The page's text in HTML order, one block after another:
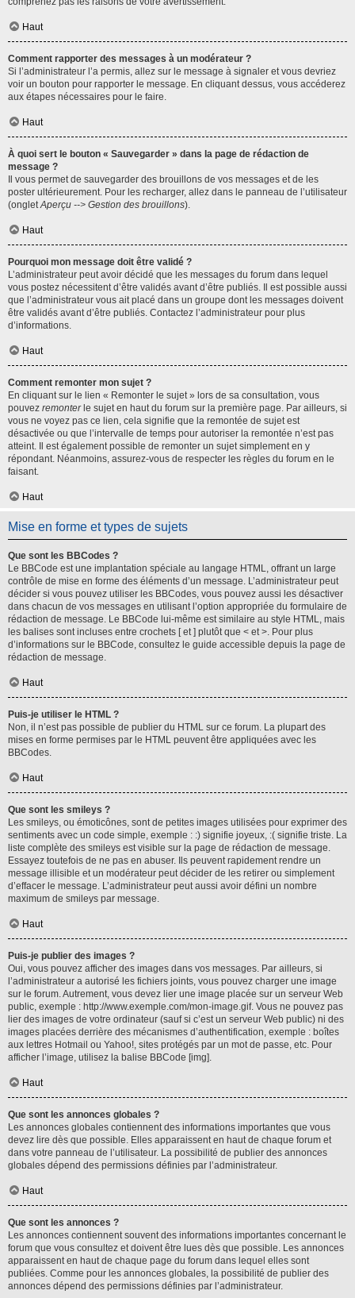
Haut
Comment rapporter des messages à un modérateur ?
Si l’administrateur l’a permis, allez sur le message à signaler et vous devriez
voir un bouton pour rapporter le message. En cliquant dessus, vous accéderez
aux étapes nécessaires pour le faire.
Haut
À quoi sert le bouton « Sauvegarder » dans la page de rédaction de
message ?
Il vous permet de sauvegarder des brouillons de vos messages et de les
poster ultérieurement. Pour les recharger, allez dans le panneau de l’utilisateur
(ongletAperçu --> Gestion des brouillons).
Haut
Pourquoi mon message doit être validé ?
L’administrateur peut avoir décidé que les messages du forum dans lequel
vous postez nécessitent d’être validés avant d’être publiés. Il est possible aussi
que l’administrateur vous ait placé dans un groupe dont les messages doivent
être validés avant d’être publiés. Contactez l’administrateur pour plus
d’informations.
Haut
Comment remonter mon sujet ?
En cliquant sur le lien « Remonter le sujet » lors de sa consultation, vous
pouvez remonterle sujet en haut du forum sur la première page. Par ailleurs, si
vous ne voyez pas ce lien, cela signifie que la remontée de sujet est
désactivée ou que l’intervalle de temps pour autoriser la remontée n’est pas
atteint. Il est également possible de remonter un sujet simplement en y
répondant. Néanmoins, assurez-vous de respecter les règles du forum en le
faisant.
Haut
Mise en forme et types de sujets
Que sont les BBCodes ?
Le BBCode est une implantation spéciale au langage HTML, offrant un large
contrôle de mise en forme des éléments d’un message. L’administrateur peut
décider si vous pouvez utiliser les BBCodes, vous pouvez aussi les désactiver
dans chacun de vos messages en utilisant l’option appropriée du formulaire de
rédaction de message. Le BBCode lui-même est similaire au style HTML, mais
les balises sont incluses entre crochets [ et ] plutôt que < et >. Pour plus
d’informations sur le BBCode, consultez le guide accessible depuis la page de
rédaction de message.
Haut
Puis-je utiliser le HTML ?
Non, il n’est pas possible de publier du HTML sur ce forum. La plupart des
mises en forme permises par le HTML peuvent être appliquées avec les
BBCodes.
Haut
Que sont les smileys ?
Les smileys, ou émoticônes, sont de petites images utilisées pour exprimer des
sentiments avec un code simple, exemple : :) signifie joyeux, :( signifie triste. La
liste complète des smileys est visible sur la page de rédaction de message.
Essayez toutefois de ne pas en abuser. Ils peuvent rapidement rendre un
message illisible et un modérateur peut décider de les retirer ou simplement
d’effacer le message. L’administrateur peut aussi avoir défini un nombre
maximum de smileys par message.
Haut
Puis-je publier des images ?
Oui, vous pouvez afficher des images dans vos messages. Par ailleurs, si
l’administrateur a autorisé les fichiers joints, vous pouvez charger une image
sur le forum. Autrement, vous devez lier une image placée sur un serveur Web
public, exemple : http://www.exemple.com/mon-image.gif. Vous ne pouvez pas
lier des images de votre ordinateur (sauf si c’est un serveur Web public) ni des
images placées derrière des mécanismes d’authentification, exemple : boîtes
aux lettres Hotmail ou Yahoo!, sites protégés par un mot de passe, etc. Pour
afficher l’image, utilisez la balise BBCode [img].
Haut
Que sont les annonces globales ?
Les annonces globales contiennent des informations importantes que vous
devez lire dès que possible. Elles apparaissent en haut de chaque forum et
dans votre panneau de l’utilisateur. La possibilité de publier des annonces
globales dépend des permissions définies par l’administrateur.
Haut
Que sont les annonces ?
Les annonces contiennent souvent des informations importantes concernant le
forum que vous consultez et doivent être lues dès que possible. Les annonces
apparaissent en haut de chaque page du forum dans lequel elles sont
publiées. Comme pour les annonces globales, la possibilité de publier des
annonces dépend des permissions définies par l’administrateur.